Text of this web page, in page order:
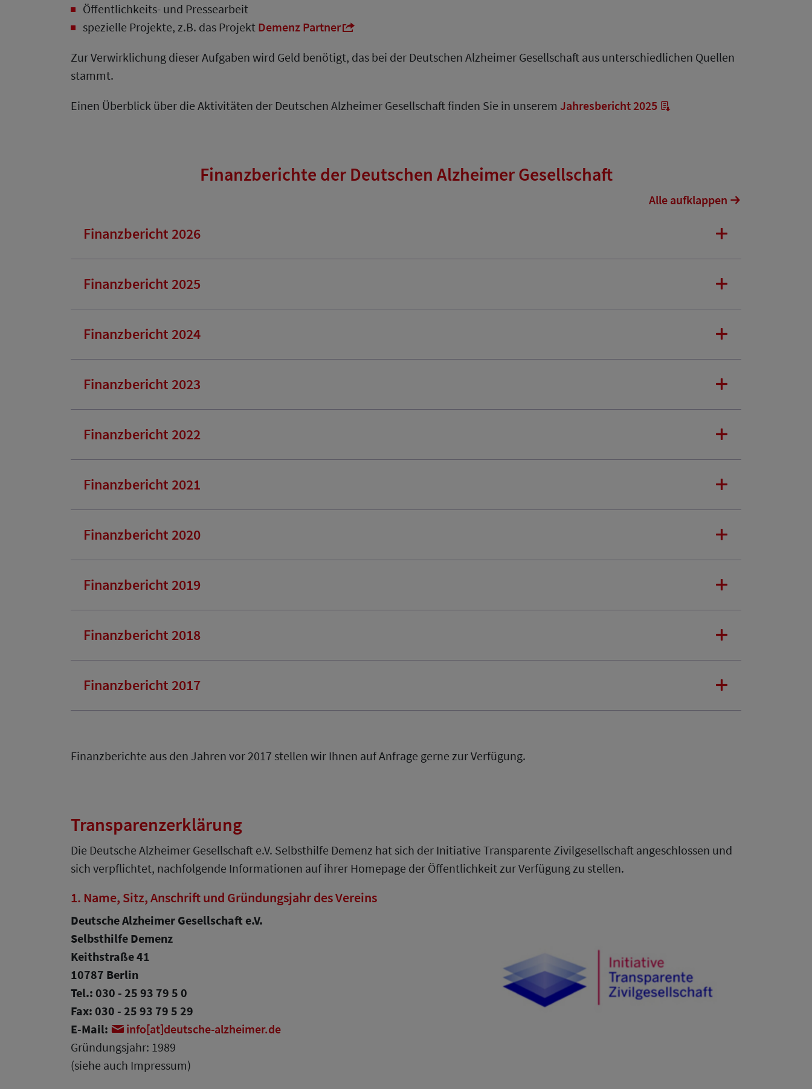
Öffentlichkeits- und Pressearbeit
spezielle Projekte, z.B. das Projekt Demenz Partner
Zur Verwirklichung dieser Aufgaben wird Geld benötigt, das bei der Deutschen Alzheimer Gesellschaft aus unterschiedlichen Quellen
stammt.
Einen Überblick über die Aktivitäten der Deutschen Alzheimer Gesellschaft finden Sie in unserem Jahresbericht 2025
Finanzberichte der Deutschen Alzheimer Gesellschaft
Alle aufklappen
Finanzbericht 2026
Finanzbericht 2025
Finanzbericht 2024
Finanzbericht 2023
Finanzbericht 2022
Finanzbericht 2021
Finanzbericht 2020
Finanzbericht 2019
Finanzbericht 2018
Finanzbericht 2017
Finanzberichte aus den Jahren vor 2017 stellen wir Ihnen auf Anfrage gerne zur Verfügung.
Transparenzerklärung
Die Deutsche Alzheimer Gesellschaft e.V. Selbsthilfe Demenz hat sich der Initiative Transparente Zivilgesellschaft angeschlossen und
sich verpflichtet, nachfolgende Informationen auf ihrer Homepage der Öffentlichkeit zur Verfügung zu stellen.
1. Name, Sitz, Anschrift und Gründungsjahr des Vereins
Deutsche Alzheimer Gesellschaft e.V.
Selbsthilfe Demenz
Keithstraße 41
10787 Berlin
Tel.: 030 - 25 93 79 5 0
Fax: 030 - 25 93 79 5 29
E-Mail:
info[at]deutsche-alzheimer.de
Gründungsjahr: 1989
(siehe auch Impressum)